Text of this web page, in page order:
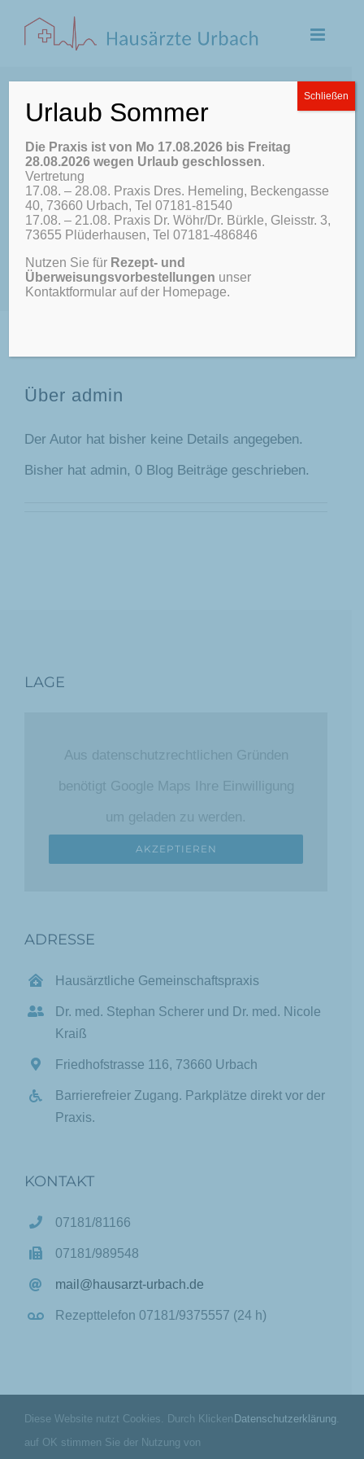
Inhalt
admin
Über admin
Der Autor hat bisher keine Details angegeben.
Bisher hat admin, 0 Blog Beiträge geschrieben.
LAGE
Aus datenschutzrechtlichen Gründen
benötigt Google Maps Ihre Einwilligung
um geladen zu werden.
AKZEPTIEREN
ADRESSE
Hausärztliche Gemeinschaftspraxis
Dr. med. Stephan Scherer und Dr. med. Nicole
Kraiß
Friedhofstrasse 116, 73660 Urbach
Barrierefreier Zugang. Parkplätze direkt vor der
Praxis.
KONTAKT
07181/81166
07181/989548
mail@hausarzt-urbach.de
Rezepttelefon 07181/9375557 (24 h)
Urlaub Sommer
Die Praxis ist von Mo 17.08.2026 bis Freitag
28.08.2026 wegen Urlaub geschlossen.
Vertretung
17.08. – 28.08. Praxis Dres. Hemeling, Beckengasse
40, 73660 Urbach, Tel 07181-81540
17.08. – 21.08. Praxis Dr. Wöhr/Dr. Bürkle, Gleisstr. 3,
73655 Plüderhausen, Tel 07181-486846
Nutzen Sie für Rezept- und
Überweisungsvorbestellungen unser
Kontaktformular auf der Homepage.
Schließen
Diese Website nutzt Cookies. Durch Klicken
auf OK stimmen Sie der Nutzung von
Datenschutzerklärung.